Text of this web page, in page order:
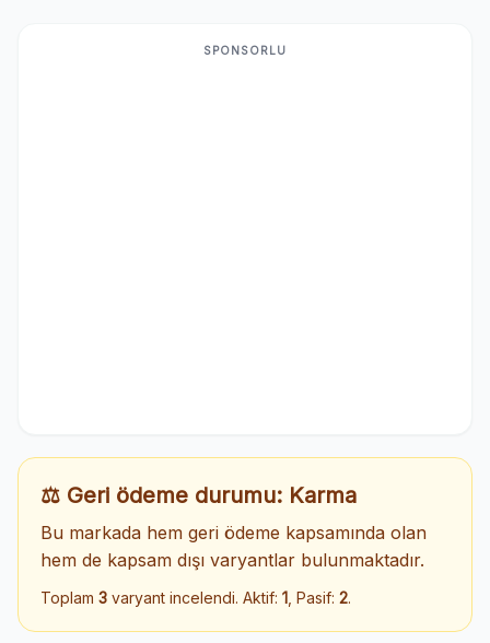
SPONSORLU
⚖️ Geri ödeme durumu: Karma
Bu markada hem geri ödeme kapsamında olan
hem de kapsam dışı varyantlar bulunmaktadır.
Toplam 3 varyant incelendi. Aktif: 1 , Pasif: 2.